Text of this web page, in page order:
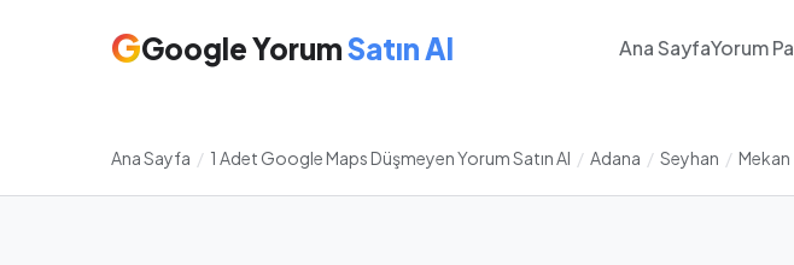
GGoogle YorumSatın Al Ana SayfaYorum
Ana Sayfa / 1 Adet Google Maps Düşmeyen Yorum Satın Al / Adana / Seyhan / Mekan